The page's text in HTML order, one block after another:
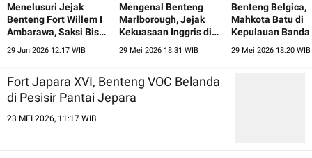
Menelusuri Jejak
Benteng Fort Willem I
Ambarawa, Saksi Bisu
29 Jun 2026 12:17 WIB
Mengenal Benteng
Marlborough, Jejak
Kekuasaan Inggris di
29 Mei 2026 18:31 WIB
Benteng Belgica,
Mahkota Batu di
Kepulauan Banda
Dunia
29 Mei 2026 18:20 WIB
Fort Japara XVI, Benteng VOC Belanda
di Pesisir Pantai Jepara
23 MEI 2026, 11:17 WIB